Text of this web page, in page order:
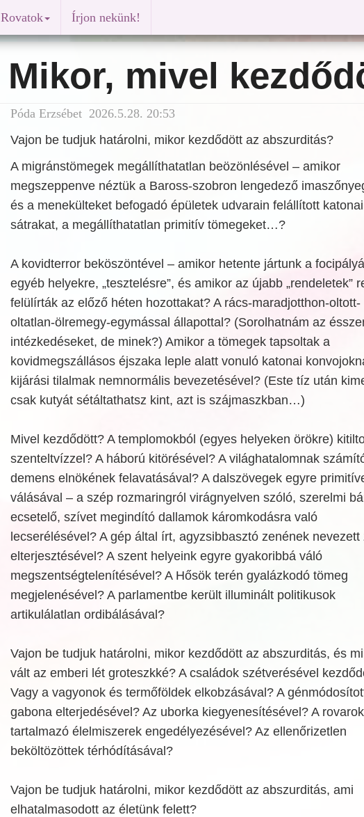
Rovatok Írjon nekünk!
Mikor, mivel
Póda Erzsébet 2026.5.28. 20:53
Vajon be tudjuk határolni, mikor kezdődött az abszurditás?
A migránstömegek megállíthatatlan beözönlésével – amikor
megszeppenve néztük a Baross-szobron lengedező
és a menekülteket befogadó épületek udvarain felállított katonai
sátrakat, a megállíthatatlan primitív tömegeket…?
A kovidterror beköszöntével – amikor hetente jártunk a
egyéb helyekre, „tesztelésre”, és amikor az újabb „rendeletek”
felülírták az előző héten hozottakat? A rács-maradjotthon-oltott-
oltatlan-ölremegy-egymással állapottal? (Sorolhatnám az
intézkedéseket, de minek?) Amikor a tömegek tapsoltak a
kovidmegszállásos éjszaka leple alatt vonuló katonai
kijárási tilalmak nemnormális bevezetésével? (Este tíz után
csak kutyát sétáltathatsz kint, azt is szájmaszkban…)
Mivel kezdődött? A templomokból (egyes helyeken örökre)
szenteltvízzel? A háború kitörésével? A világhatalomnak
demens elnökének felavatásával? A dalszövegek egyre
válásával – a szép rozmaringról virágnyelven szóló, szerelmi
ecsetelő, szívet megindító dallamok káromkodásra való
lecserélésével? A gép által írt, agyzsibbasztó zenének nevezett
elterjesztésével? A szent helyeink egyre gyakoribbá váló
megszentségtelenítésével? A Hősök terén gyalázkodó tömeg
megjelenésével? A parlamentbe került illuminált politikusok
artikulálatlan ordibálásával?
Vajon be tudjuk határolni, mikor kezdődött az abszurditás, és
vált az emberi lét groteszkké? A családok szétverésével
Vagy a vagyonok és termőföldek elkobzásával? A
gabona elterjedésével? Az uborka kiegyenesítésével? A
tartalmazó élelmiszerek engedélyezésével? Az ellenőrizetlen
beköltözöttek térhódításával?
Vajon be tudjuk határolni, mikor kezdődött az abszurditás, ami
elhatalmasodott az életünk felett?